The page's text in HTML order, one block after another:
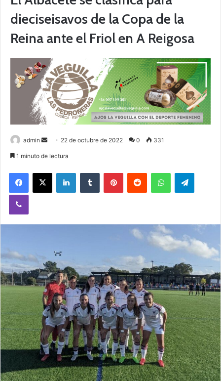
dieciseisavos de la Copa de la
Reina ante el Friol en A Reigosa
admin
e
m
l
22 de octubre de 2022 0 331
1 minuto de lectura